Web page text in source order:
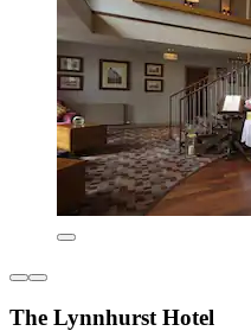
The Lynnhurst Hotel